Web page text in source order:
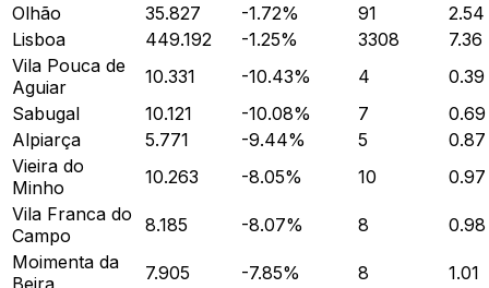
Olhão
35.827 -1.72% 91
2.54
Lisboa
449.192 -1.25% 3308
7.36
Vila Pouca de
Aguiar
10.331 -10.43% 4
0.39
Sabugal
10.121 -10.08% 7
0.69
Alpiarça
5.771 -9.44% 5
0.87
Vieira do
Minho
10.263 -8.05% 10
0.97
Vila Franca do
Campo
8.185 -8.07% 8
0.98
Moimenta da
Beira
7.905 -7.85% 8
1.01